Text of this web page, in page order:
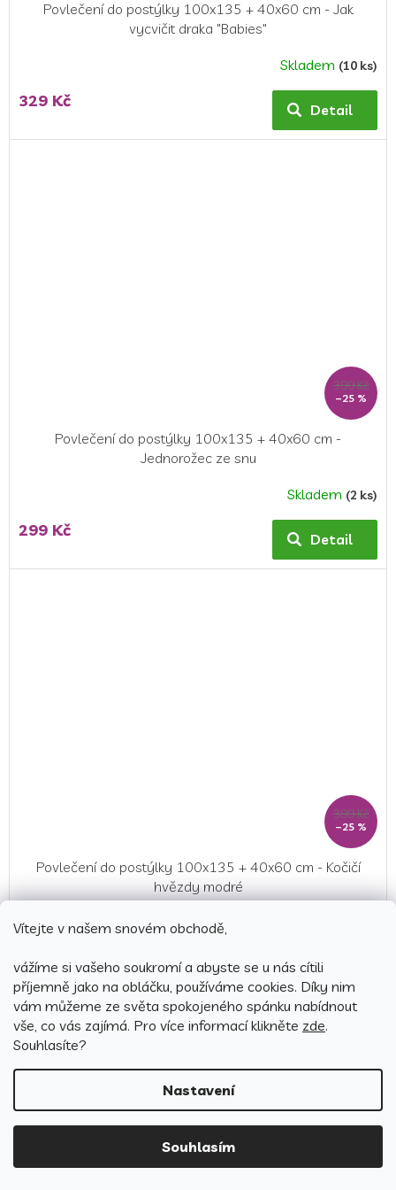
Vítejte v našem snovém obchodě,
vážíme si vašeho soukromí a abyste se u nás cítili
příjemně jako na obláčku, používáme cookies. Díky nim
vám můžeme ze světa spokojeného spánku nabídnout
vše, co vás zajímá. Pro více informací klikněte zde.
Souhlasíte?
Nastavení
Souhlasím
Povlečení do postýlky 100x135 + 40x60 cm - Jak
vycvičit draka "Babies"
produktu
Skladem (10 ks)
329 Kč Detail
399 Kč
–25 %
Povlečení do postýlky 100x135 + 40x60 cm -
Jednorožec ze snu
Skladem (2 ks)
299 Kč Detail
399 Kč
–25 %
Povlečení do postýlky 100x135 + 40x60 cm - Kočičí
hvězdy modré
299 Kč Detail